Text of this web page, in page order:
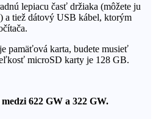
lepiacu časť držiaka (môžete ju
a tiež dátový USB kábel, ktorým
pamäťová karta, budete musieť
microSD karty je 128 GB.
622 GW a 322 GW.